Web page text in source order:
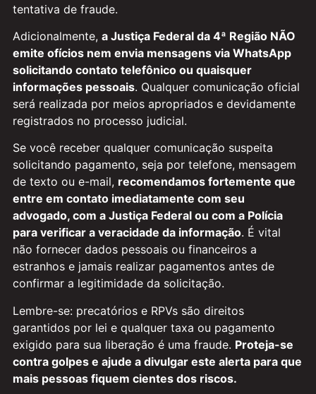
tentativa de fraude.
Adicionalmente, a Justiça Federal da 4ª Região NÃO
emite ofícios nem envia mensagens via WhatsApp
solicitando contato telefônico ou quaisquer
informações pessoais. Qualquer comunicação oficial
será realizada por meios apropriados e devidamente
registrados no processo judicial.
Se você receber qualquer comunicação suspeita
solicitando pagamento, seja por telefone, mensagem
de texto ou e-mail, recomendamos fortemente que
entre em contato imediatamente com seu
advogado, com a Justiça Federal ou com a Polícia
para verificar a veracidade da informação. É vital
não fornecer dados pessoais ou financeiros a
estranhos e jamais realizar pagamentos antes de
confirmar a legitimidade da solicitação.
Lembre-se: precatórios e RPVs são direitos
garantidos por lei e qualquer taxa ou pagamento
exigido para sua liberação é uma fraude. Proteja-se
contra golpes e ajude a divulgar este alerta para que
mais pessoas fiquem cientes dos riscos.